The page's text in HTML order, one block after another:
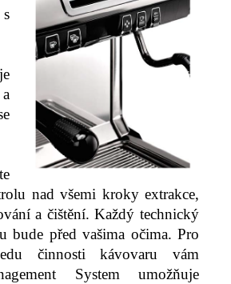
nad všemi kroky extrakce,
a čištění. Každý technický
bude před vašima očima. Pro
činnosti kávovaru vám
System umožňuje